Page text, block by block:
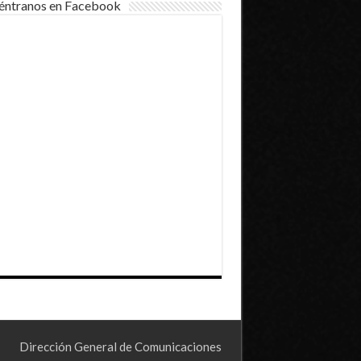
en Facebook
Dirección General de Comunicaciones